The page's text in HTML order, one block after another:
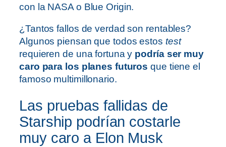
con la NASA o Blue Origin.
¿Tantos fallos de verdad son rentables?
Algunos piensan que todos estos test
requieren de una fortuna y podría ser muy
caro para los planes futuros que tiene el
famoso multimillonario.
Las pruebas fallidas de
Starship podrían costarle
muy caro a Elon Musk